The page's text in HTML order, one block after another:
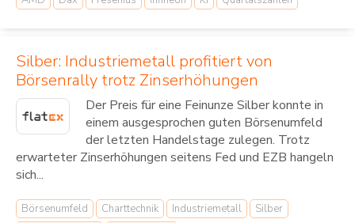
Silber: Industriemetall profitiert von
Börsenrally trotz Zinserhöhungen
Der Preis für eine Feinunze Silber konnte in
einem ausgesprochen guten Börsenumfeld
der letzten Handelstage zulegen. Trotz
erwarteter Zinserhöhungen seitens Fed und EZB hangeln
sich...
Börsenumfeld Charttechnik Industriemetall
Silber